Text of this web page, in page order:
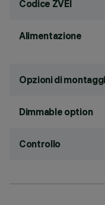
Codice ZVEI
Alimentazione
Opzioni di
Dimmable option
Controllo